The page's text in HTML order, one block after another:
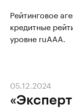
Рейтинговое
кредитные
уровне ruAAA.
05.12.2024